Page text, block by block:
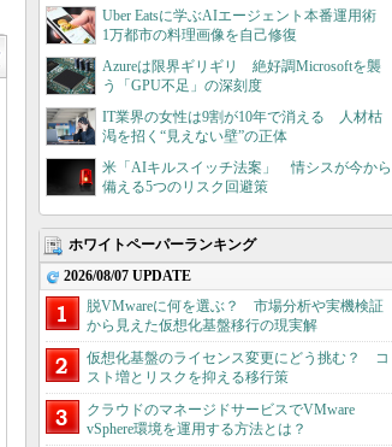
Uber Eatsに学ぶAIエージェント本番運用術
1万都市の料理画像を自己修復
Azureは限界ギリギリ 絶好調Microsoftを襲
う「GPU不足」の深刻度
IT業界の女性は9割が10年で消える 人材枯
渇を招く“見えない壁”の正体
米「AIキルスイッチ法案」 情シスが今から
備える5つのリスク回避策
ホワイトペーパーランキング
2026/08/07 UPDATE
脱VMwareに何を選ぶ？ 市場分析や実機検証
から見えた仮想化基盤移行の現実解
仮想化基盤のライセンス変更にどう挑む？ コ
スト増とリスクを抑える移行策
クラウドのマネージドサービスでVMware
vSphere環境を運用する方法とは？